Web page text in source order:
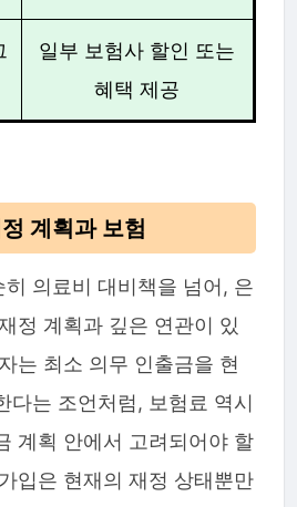
일부 보험사 할인 또는
혜택 제공
계획과 보험
의료비 대비책을 넘어, 은
정 계획과 깊은 연관이 있
는 최소 의무 인출금을 현
다는 조언처럼, 보험료 역시
계획 안에서 고려되어야 할
입은 현재의 재정 상태뿐만